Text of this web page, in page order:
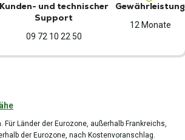
Kunden- und technischer
Support
09 72 10 22 50
Gewährleistung
12 Monate
Länder der Eurozone, außerhalb Frankreichs,
der Eurozone, nach Kostenvoranschlag.